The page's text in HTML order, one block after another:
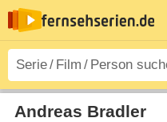
Andreas Bradler